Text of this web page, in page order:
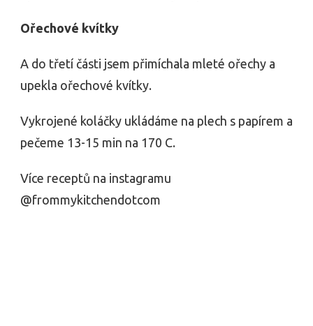
Ořechové kvítky
A do třetí části jsem přimíchala mleté ​​ořechy a
upekla ořechové kvítky.
Vykrojené koláčky ukládáme na plech s papírem a
pečeme 13-15 min na 170 C.
Více receptů na instagramu
@frommykitchendotcom